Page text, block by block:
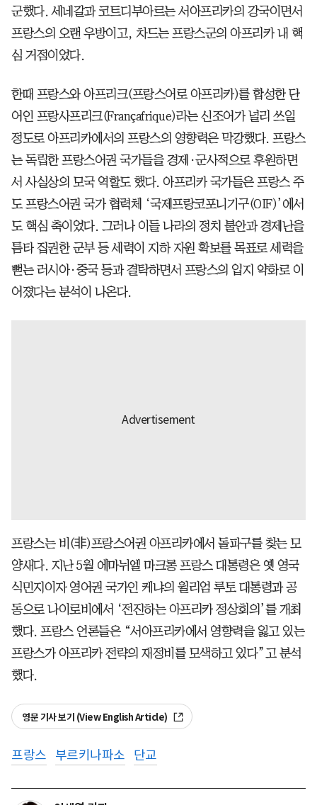
군했다. 세네갈과 코트디부아르는 서아프리카의 강국이면서
프랑스의 오랜 우방이고, 차드는 프랑스군의 아프리카 내 핵
심 거점이었다.
한때 프랑스와 아프리크(프랑스어로 아프리카)를 합성한 단
어인 프랑사프리크(Françafrique)라는 신조어가 널리 쓰일
정도로 아프리카에서의 프랑스의 영향력은 막강했다. 프랑스
는 독립한 프랑스어권 국가들을 경제·군사적으로 후원하면
서 사실상의 모국 역할도 했다. 아프리카 국가들은 프랑스 주
도 프랑스어권 국가 협력체 ‘국제프랑코포니기구(OIF)’에서
도 핵심 축이었다. 그러나 이들 나라의 정치 불안과 경제난을
틈타 집권한 군부 등 세력이 지하 자원 확보를 목표로 세력을
뻗는 러시아·중국 등과 결탁하면서 프랑스의 입지 약화로 이
어졌다는 분석이 나온다.
프랑스는 비(非)프랑스어권 아프리카에서 돌파구를 찾는 모
양새다. 지난 5월 에마뉘엘 마크롱 프랑스 대통령은 옛 영국
식민지이자 영어권 국가인 케냐의 윌리엄 루토 대통령과 공
동으로 나이로비에서 ‘전진하는 아프리카 정상회의’를 개최
했다. 프랑스 언론들은 “서아프리카에서 영향력을 잃고 있는
프랑스가 아프리카 전략의 재정비를 모색하고 있다”고 분석
했다.
영문 기사 보기 (View English Article)
프랑스 부르키나파소 단교